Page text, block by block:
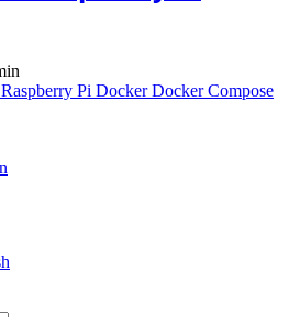
Raspberry Pi DockerDocker Compose